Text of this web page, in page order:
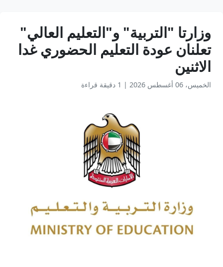
وزارتا "التربية" و"التعليم العالي"
تعلنان عودة التعليم الحضوري غدا
الاثنين
الخميس، 06 أغسطس 2026 | 1 دقيقة قراءة